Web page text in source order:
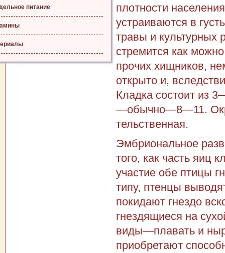
питание
плотности
устраиваются в
травы и культурных
стремится как
прочих хищников,
открыто и,
Кладка состоит из
—обычно—8—11.
тельственная.
Эмбриональное
того, как часть яиц
участие обе птицы
типу, птенцы
покидают гнездо
гнездящиеся на
виды—плавать и
приобретают